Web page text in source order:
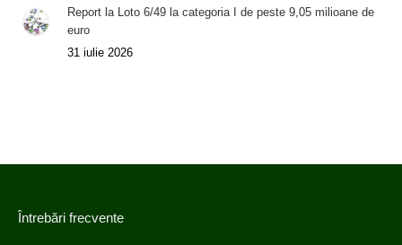
Report la Loto 6/49 la categoria I de peste 9,05 milioane de
euro
31 iulie 2026
Întrebări frecvente